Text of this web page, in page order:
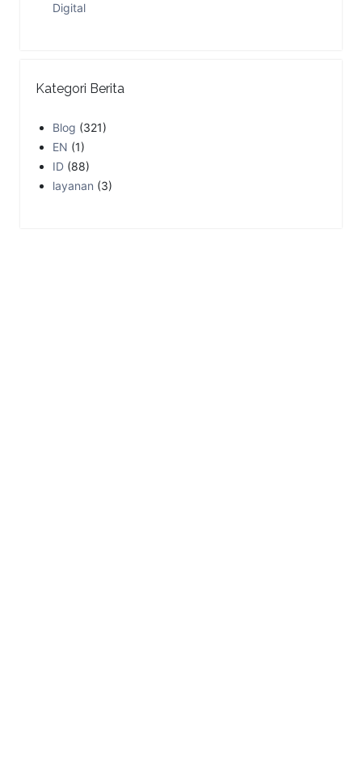
Digital
Kategori Berita
Blog (321)
EN (1)
ID(88)
layanan (3)